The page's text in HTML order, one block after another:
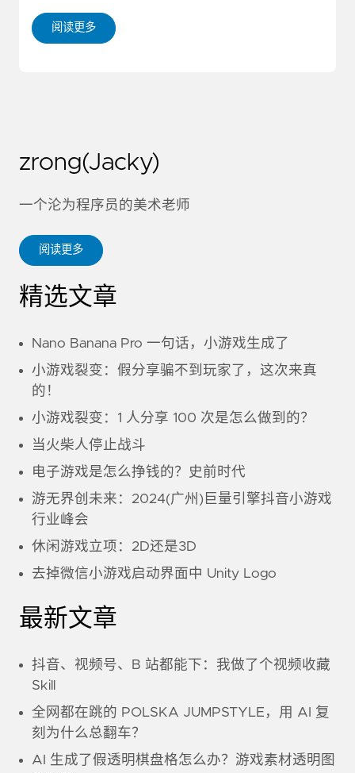
阅读更多
zrong(Jacky)
一个沦为程序员的美术老师
阅读更多
精选文章
Nano Banana Pro 一句话，小游戏生成了
小游戏裂变：假分享骗不到玩家了，这次来真
的！
小游戏裂变：1 人分享 100 次是怎么做到的？
当火柴人停止战斗
电子游戏是怎么挣钱的？史前时代
游无界创未来：2024(广州)巨量引擎抖音小游戏
行业峰会
休闲游戏立项：2D还是3D
去掉微信小游戏启动界面中 Unity Logo
最新文章
抖音、视频号、B 站都能下：我做了个视频收藏
Skill
全网都在跳的 POLSKA JUMPSTYLE，用 AI 复
刻为什么总翻车？
AI 生成了假透明棋盘格怎么办？游戏素材透明图